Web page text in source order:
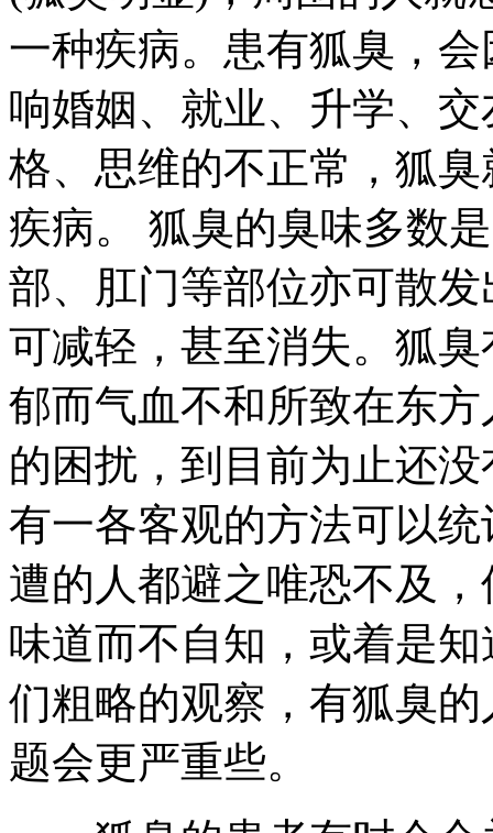
一种疾病。患有狐臭，
响婚姻、就业、升学、
格、思维的不正常，狐
疾病。 狐臭的臭味多数
部、肛门等部位亦可散
可减轻，甚至消失。狐
郁而气血不和所致在东
的困扰，到目前为止还
有一各客观的方法可以
遭的人都避之唯恐不及
味道而不自知，或着是
们粗略的观察，有狐臭
题会更严重些。